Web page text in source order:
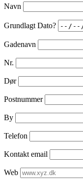
Navn
Grundlagt Dato?
Gadenavn
Nr.
Dør
Postnummer
By
Telefon
Kontakt email
Web